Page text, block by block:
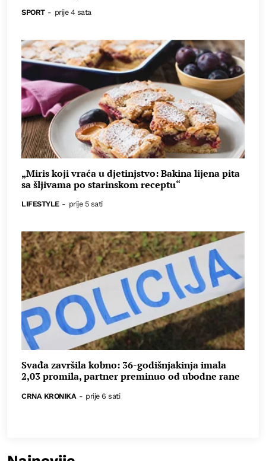
SPORT - prije 4 sata
„Miris koji vraća u djetinjstvo: Bakina lijena pita
sa šljivama po starinskom receptu“
LIFESTYLE - prije 5 sati
Svađa završila kobno: 36-godišnjakinja imala
2,03 promila, partner preminuo od ubodne rane
CRNA KRONIKA - prije 6 sati